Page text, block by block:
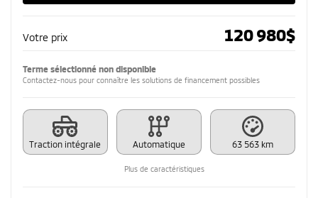
Votre prix 120 980$
Terme sélectionné non disponible
Contactez-nous pour connaître les solutions de financement possibles
Traction intégrale Automatique 63 563 km
Plus de caractéristiques